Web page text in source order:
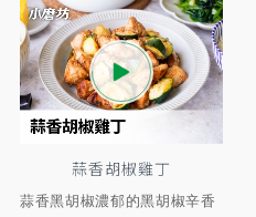
蒜香胡椒雞丁
蒜香黑胡椒濃郁的黑胡椒辛香